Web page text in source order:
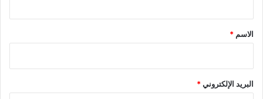
*
الاسم *
البريد الإلكتروني*